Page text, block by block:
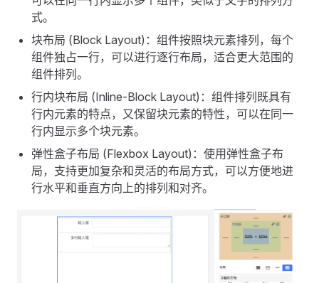
式。
块布局 (Block Layout)：组件按照块元素排列，每个
组件独占一行，可以进行逐行布局，适合更大范围的
组件排列。
行内块布局 (Inline-Block Layout)：组件排列既具有
行内元素的特点，又保留块元素的特性，可以在同一
行内显示多个块元素。
弹性盒子布局 (Flexbox Layout)：使用弹性盒子布
局，支持更加复杂和灵活的布局方式，可以方便地进
行水平和垂直方向上的排列和对齐。